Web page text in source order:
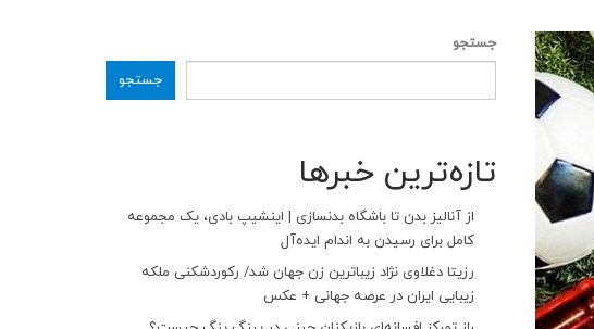
جستجو
جستجو
تازه‌ترین خبرها
از آنالیز بدن تا باشگاه بدنسازی | اینشیپ بادی، یک مجموعه
کامل برای رسیدن به اندام ایده‌آل
رزیتا دغلاوی نژاد زیباترین زن جهان شد/ رکوردشکنی ملکه
زیبایی ایران در عرصه جهانی + عکس